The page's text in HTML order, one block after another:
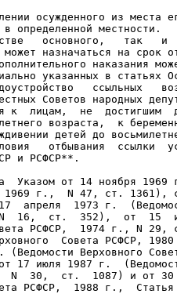
осужденного из места
основного,   так   и
может назначаться на срок
наказания
указанных в статьях
ссыльных
к  лицам,  не  достигшим
возраста,  к
детей до
отбывания  ссылки
Указом от 14 ноября 1969
1969 г.,  N 47, ст. 1361),
апреля  1973 г.
N  16,  ст.  352),  от  15
РСФСР,  1974 г., N
Совета РСФСР,
Верховного
июля 1987 г.
N  30,  ст.  1087) и от 30
РСФСР,  1988 г.,